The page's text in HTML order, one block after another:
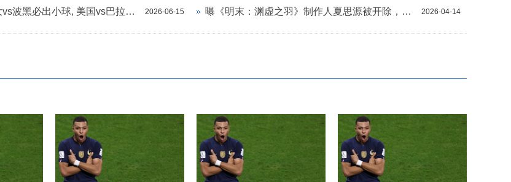
2026-06-15
竞彩避坑! 加拿大vs波黑必出小球, 美国vs巴拉圭“南美第 2026-04-14
曝《明末：渊虚之羽》制作人夏思源被开除，团队已解散